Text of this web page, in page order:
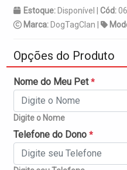
Estoque:Disponível | Cód:
Marca:DogTagClan |
Opções do Produto
Nome do Meu Pet*
Digite o Nome
Telefone do Dono *